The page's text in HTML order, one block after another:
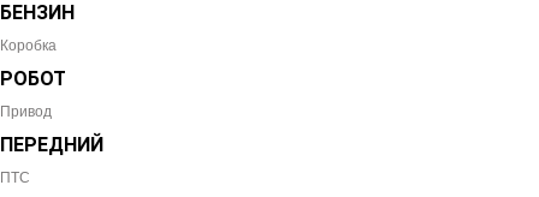
БЕНЗИН
Коробка
РОБОТ
Привод
ПЕРЕДНИЙ
ПТС